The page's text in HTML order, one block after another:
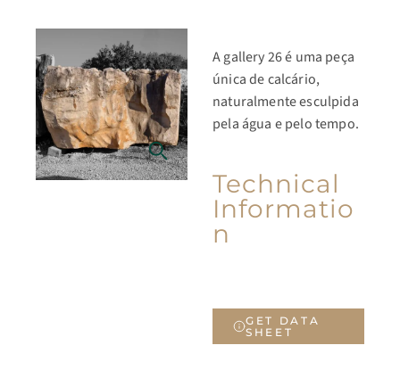
A gallery 26 é uma peça
única de calcário,
naturalmente esculpida
pela água e pelo tempo.
Technical
Informatio
n
GET DATA
SHEET